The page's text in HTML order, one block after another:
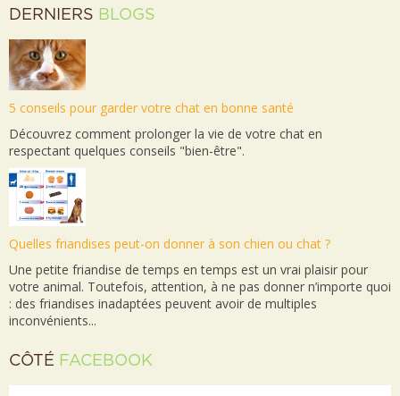
DERNIERS BLOGS
5 conseils pour garder votre chat en bonne santé
Découvrez comment prolonger la vie de votre chat en
respectant quelques conseils "bien-être".
Quelles friandises peut-on donner à son chien ou chat ?
Une petite friandise de temps en temps est un vrai plaisir pour
votre animal. Toutefois, attention, à ne pas donner n’importe quoi
: des friandises inadaptées peuvent avoir de multiples
inconvénients...
CÔTÉ FACEBOOK